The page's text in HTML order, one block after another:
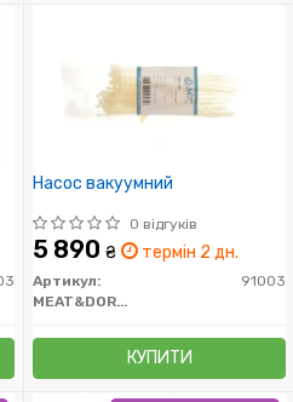
Насос вакуумний
0 відгуків
5 890 ₴ термін 2 дн.
Артикул:
91003
MEAT&DORIA
КУПИТИ